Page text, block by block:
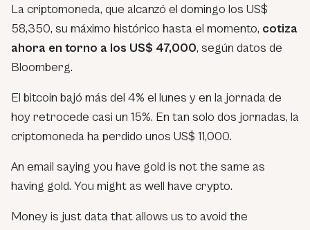
La criptomoneda, que alcanzó el domingo los US$
58,350, su máximo histórico hasta el momento, cotiza
ahora en torno a los US$ 47,000, según datos de
Bloomberg.
El bitcoin bajó más del 4% el lunes y en la jornada de
hoy retrocede casi un 15%. En tan solo dos jornadas, la
criptomoneda ha perdido unos US$ 11,000.
An email saying you have gold is not the same as
having gold. You might as well have crypto.
Money is just data that allows us to avoid the